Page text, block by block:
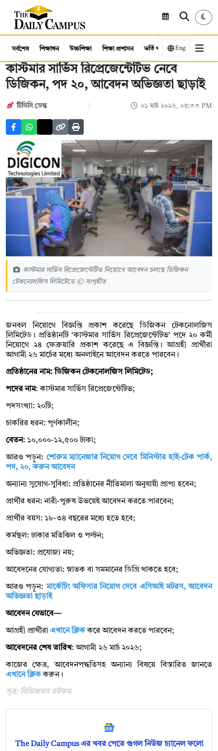
সর্বশেষ শিক্ষাঙ্গন উচ্চশিক্ষা শিক্ষা প্রশাসন ভর্তি পরীক্ষা কর্মসংস্থান
Eng
কাস্টমার সার্ভিস রিপ্রেজেন্টেটিভ নেবে
ডিজিকন, পদ ২০, আবেদন অভিজ্ঞতা ছাড়াই
টিডিসি ডেস্ক ০১ মার্চ ২০২৬, ০৫:৩৩ PM
কাস্টমার সার্ভিস রিপ্রেজেন্টেটিভ নিয়োগে আবেদন চলছে ডিজিকন
টেকনোলজিস লিমিটেডে © সংগৃহীত
জনবল নিয়োগে বিজ্ঞপ্তি প্রকাশ করেছে ডিজিকন টেকনোলজিস
লিমিটেড। প্রতিষ্ঠানটি ‘কাস্টমার সার্ভিস রিপ্রেজেন্টেটিভ’ পদে ২০ কর্মী
নিয়োগে ২৪ ফেব্রুয়ারি প্রকাশ করেছে এ বিজ্ঞপ্তি। আগ্রহী প্রার্থীরা
আগামী ২৬ মার্চের মধ্যে অনলাইনে আবেদন করতে পারবেন।
প্রতিষ্ঠানের নাম: ডিজিকন টেকনোলজিস লিমিটেড;
পদের নাম: কাস্টমার সার্ভিস রিপ্রেজেন্টেটিভ;
পদসংখ্যা: ২০টি;
চাকরির ধরন: পূর্ণকালীন;
বেতন: ১০,০০০-১২,৫০০ টাকা;
আরও পড়ুন: শোরুম ম্যানেজার নিয়োগ দেবে মিনিস্টার হাই-টেক পার্ক,
পদ, ২০, করুন আবেদন
অন্যান্য সুযোগ-সুবিধা: প্রতিষ্ঠানের নীতিমালা অনুযায়ী প্রাপ্য হবেন;
প্রার্থীর ধরন: নারী-পুরুষ উভয়েই আবেদন করতে পারবেন;
প্রার্থীর বয়স: ১৮-৩৪ বছরের মধ্যে হতে হবে;
কর্মস্থল: ঢাকার মতিঝিল ও পল্টন;
অভিজ্ঞতা: প্রযোজ্য নয়;
আবেদনের যোগ্যতা: স্নাতক বা সমমানের ডিগ্রি থাকতে হবে;
আরও পড়ুন:মার্কেটিং অফিসার নিয়োগ দেবে এসিআই মটরস, আবেদন
অভিজ্ঞতা ছাড়াই
আবেদন যেভাবে—
আগ্রহী প্রার্থীরা এখানে ক্লিককরে আবেদন করতে পারবেন;
আবেদনের শেষ তারিখ: আগামী ২৬ মার্চ ২০২৬;
কাজের ক্ষেত্র, আবেদনপদ্ধতিসহ অন্যান্য বিষয়ে বিস্তারিত জানতে
এখানে ক্লিককরুন।
সূত্র: বিডিজবস ডটকম
The Daily Campus এর খবর পেতে গুগল নিউজ চ্যানেল ফলো